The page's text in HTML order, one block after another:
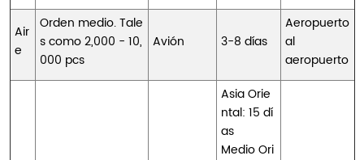
Air
e
Orden medio. Tale
s como 2,000 - 10,
000 pcs
Avión 3-8 días
Aeropuerto
al
aeropuerto
Asia Orie
ntal: 15 dí
as
Medio Ori